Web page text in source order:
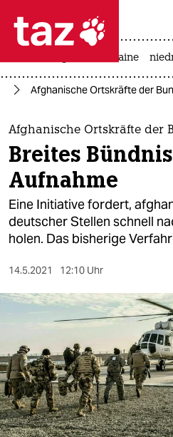
 taz zahl
taz zahl ich
themen
politik
öko
gesellschaft
sport
berlin
nord
wahrheit
verlag
krieg in der ukraine
Afghanische Ortskräfte der
Afghanische Ortskräfte der
Breites
Aufnahme
Eine Initiative fordert,
deutscher Stellen schnell
holen. Das bisherige
14.5.2021 12:10 Uhr